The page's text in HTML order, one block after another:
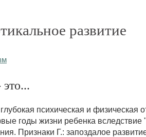
развитие
психическая и физическая
годы жизни ребенка вследствие
Признаки Г.: запоздалое